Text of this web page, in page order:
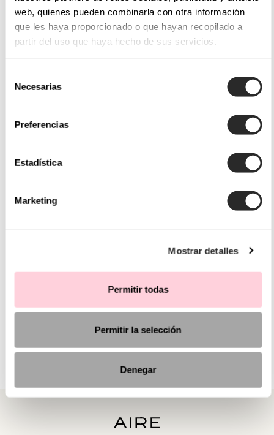
web, quienes pueden combinarla con otra información
que les haya proporcionado o que hayan recopilado a
partir del uso que haya hecho de sus servicios.
Necesarias
Preferencias
Estadística
Marketing
Mostrar detalles
Permitir todas
Permitir la selección
Denegar